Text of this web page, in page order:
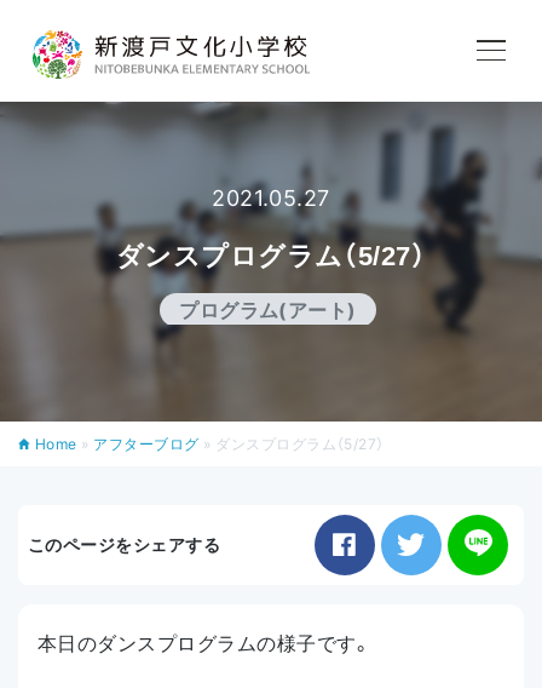
学校生活
アクセス
2021.05.27
ダンスプログラム（5/27）
プログラム(アート)
Home » アフターブログ » ダンスプログラム（5/27）
このページをシェアする
本日のダンスプログラムの様子です。